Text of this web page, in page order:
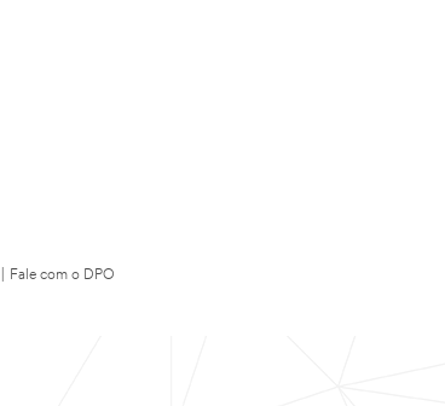
Fale com o DPO